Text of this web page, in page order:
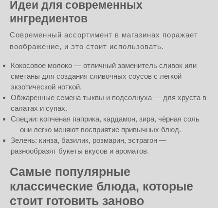
Идеи для современных
ингредиентов
Современный ассортимент в магазинах поражает
воображение, и это стоит использовать.
Кокосовое молоко — отличный заменитель сливок или
сметаны для создания сливочных соусов с легкой
экзотической ноткой.
Обжаренные семена тыквы и подсолнуха — для хруста в
салатах и супах.
Специи: копченая паприка, кардамон, зира, чёрная соль
— они легко меняют восприятие привычных блюд.
Зелень: кинза, базилик, розмарин, эстрагон —
разнообразят букеты вкусов и ароматов.
Самые популярные
классические блюда, которые
стоит готовить заново